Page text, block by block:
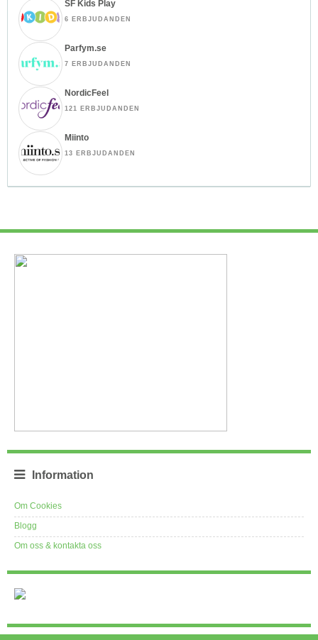
SF Kids Play
6 ERBJUDANDEN
Parfym.se
7 ERBJUDANDEN
NordicFeel
121 ERBJUDANDEN
Miinto
13 ERBJUDANDEN
Information
Om Cookies
Blogg
Om oss & kontakta oss